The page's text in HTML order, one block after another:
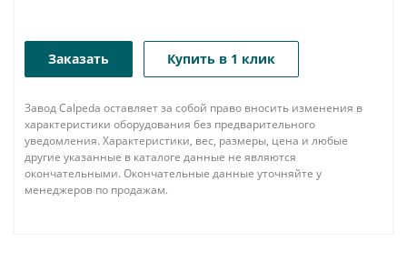
Заказать Купить в 1 клик
Завод Calpeda оставляет за собой право вносить изменения в
характеристики оборудования без предварительного
уведомления. Характеристики, вес, размеры, цена и любые
другие указанные в каталоге данные не являются
окончательными. Окончательные данные уточняйте у
менеджеров по продажам.